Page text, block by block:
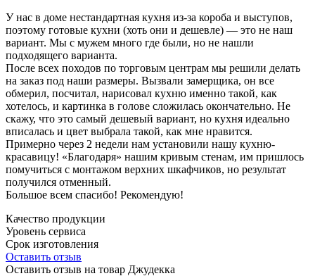
У нас в доме нестандартная кухня из-за короба и выступов,
поэтому готовые кухни (хоть они и дешевле) — это не наш
вариант. Мы с мужем много где были, но не нашли
подходящего варианта.
После всех походов по торговым центрам мы решили делать
на заказ под наши размеры. Вызвали замерщика, он все
обмерил, посчитал, нарисовал кухню именно такой, как
хотелось, и картинка в голове сложилась окончательно. Не
скажу, что это самый дешевый вариант, но кухня идеально
вписалась и цвет выбрала такой, как мне нравится.
Примерно через 2 недели нам установили нашу кухню-
красавицу! «Благодаря» нашим кривым стенам, им пришлось
помучиться с монтажом верхних шкафчиков, но результат
получился отменный.
Большое всем спасибо! Рекомендую!
Качество продукции
Уровень сервиса
Срок изготовления
Оставить отзыв
Оставить отзыв на товар Джудекка